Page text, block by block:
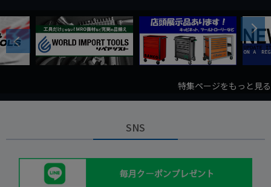
Previous
Next
特集ページをもっと見る
SNS